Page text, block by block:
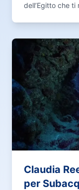
dell’Egitto che ti
Claudia
per